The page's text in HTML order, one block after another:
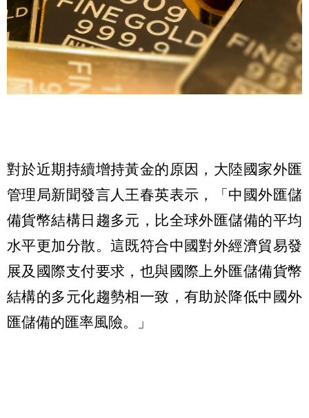
對於近期持續增持黃金的原因，大陸國家外匯
管理局新聞發言人王春英表示，「中國外匯儲
備貨幣結構日趨多元，比全球外匯儲備的平均
水平更加分散。這既符合中國對外經濟貿易發
展及國際支付要求，也與國際上外匯儲備貨幣
結構的多元化趨勢相一致，有助於降低中國外
匯儲備的匯率風險。」